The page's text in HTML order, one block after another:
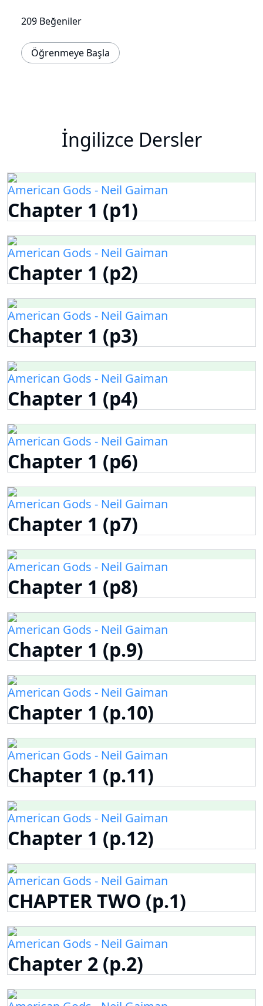
209 Beğeniler
Öğrenmeye Başla
İngilizce Dersler
American Gods - Neil Gaiman
Chapter 1 (p1)
American Gods - Neil Gaiman
Chapter 1 (p2)
American Gods - Neil Gaiman
Chapter 1 (p3)
American Gods - Neil Gaiman
Chapter 1 (p4)
American Gods - Neil Gaiman
Chapter 1 (p6)
American Gods - Neil Gaiman
Chapter 1 (p7)
American Gods - Neil Gaiman
Chapter 1 (p8)
American Gods - Neil Gaiman
Chapter 1 (p.9)
American Gods - Neil Gaiman
Chapter 1 (p.10)
American Gods - Neil Gaiman
Chapter 1 (p.11)
American Gods - Neil Gaiman
Chapter 1 (p.12)
American Gods - Neil Gaiman
CHAPTER TWO (p.1)
American Gods - Neil Gaiman
Chapter 2 (p.2)